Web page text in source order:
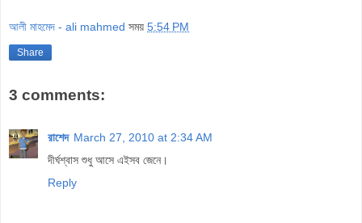
আলী মাহমেদ - ali mahmed সময় 5:54 PM
Share
3 comments:
রাশেদ March 27, 2010 at 2:34 AM
দীর্ঘশ্বাস শুধু আসে এইসব জেনে।
Reply